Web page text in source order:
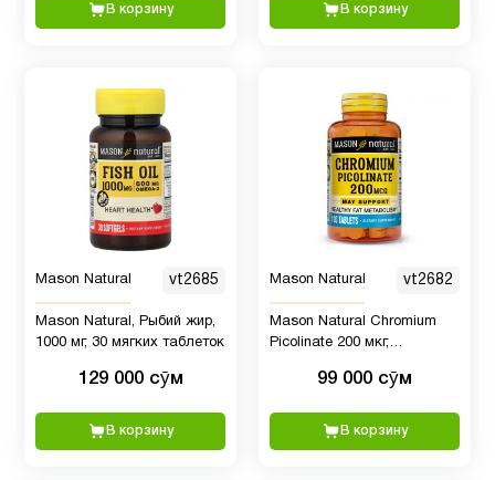
В корзину В корзину
Mason Natural vt2685
Mason Natural, Рыбий жир,
1000 мг, 30 мягких таблеток
129 000 сӯм
В корзину
Mason Natural vt2682
Mason Natural Chromium
Picolinate 200 мкг,
в крови, 100 таблеток
99 000 сӯм
В корзину